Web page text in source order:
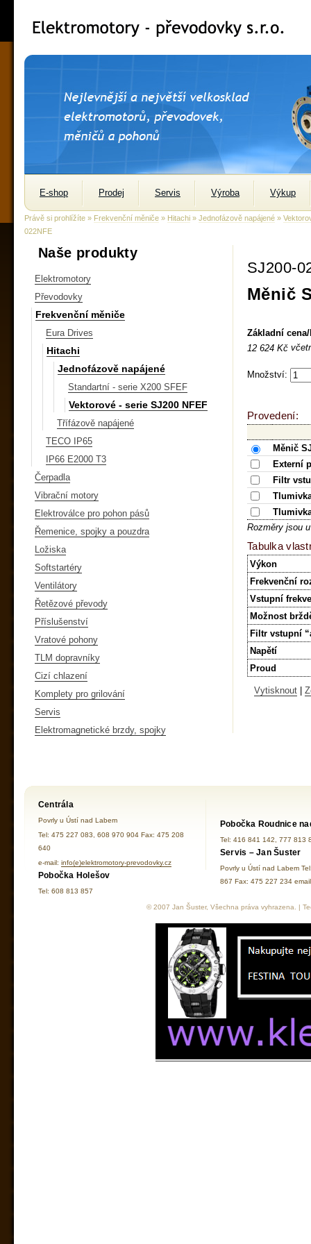
E-shop Prodej Servis Výroba Výkup
Právě si prohlížíte » Frekvenční měniče » Hitachi » Jednofázově napájené »
022NFE
Naše produkty
Elektromotory
Převodovky
Frekvenční měniče
Eura Drives
Hitachi
Jednofázově napájené
Standartní - serie X200 SFEF
Vektorové - serie SJ200 NFEF
Třífázově napájené
TECO IP65
IP66 E2000 T3
Čerpadla
Vibrační motory
Elektroválce pro pohon pásů
Řemenice, spojky a pouzdra
Ložiska
Softstartéry
Ventilátory
Řetězové převody
Příslušenství
Vratové pohony
TLM dopravníky
Cizí chlazení
Komplety pro grilování
Servis
Elektromagnetické brzdy, spojky
SJ200-
Měnič
Základní
12 624 Kč
Množství:
Provedení:
Měnič
Externí
Filtr
Rozměry jsou
Tabulka
Výkon
Frekvenční
Vstupní
Možnost
Filtr vstupní
Napětí
Proud
Vytisknout
Centrála
Povrly u Ústí nad Labem
Tel: 475 227 083, 608 970 904 Fax: 475 208
640
e-mail: info(e)elektromotory-prevodovky.cz
Pobočka Holešov
Tel: 608 813 857
Pobočka Roudnice
Tel: 416 841 142, 777 813
Servis – Jan Šuster
Povrly u Ústí nad Labem
867 Fax: 475 227 234
© 2007 Jan Šuster, Všechna práva vyhrazena. |